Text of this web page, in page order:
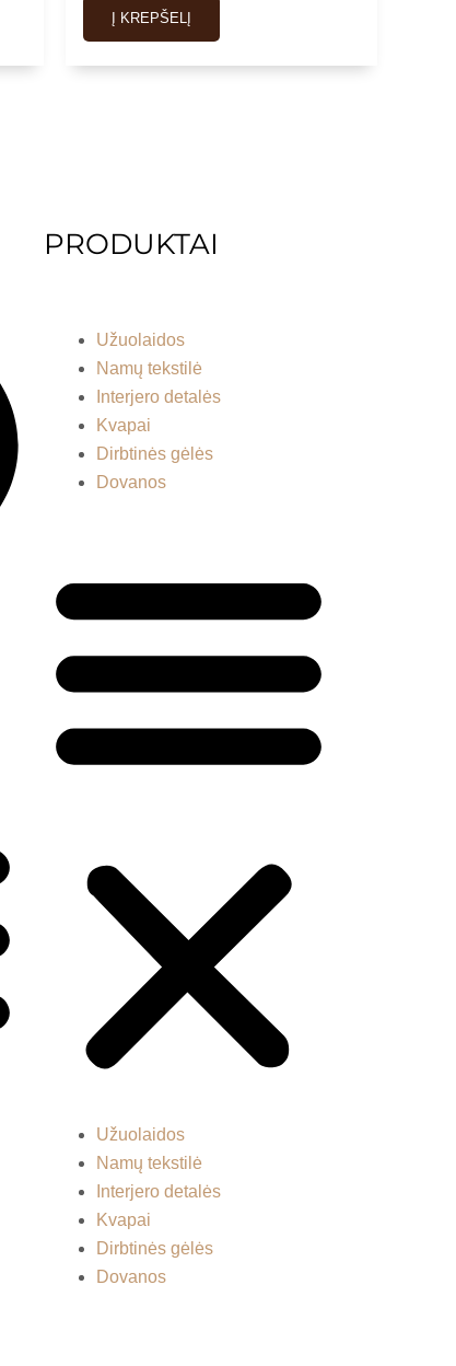
Į KREPŠELĮ
Menu
PRODUKTAI
Užuolaidos
Namų tekstilė
Interjero detalės
Kvapai
Dirbtinės gėlės
Dovanos
Užuolaidos
Namų tekstilė
Interjero detalės
Kvapai
Dirbtinės gėlės
Dovanos